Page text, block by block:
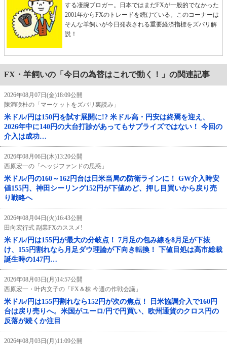
する凄腕ブロガー。日本ではまだFXが一般的でなかった
2001年からFXのトレードを続けている。このコーナーは
そんな羊飼いが今日発表される重要経済指標をズバリ解
説！
FX・羊飼いの「今日の為替はこれで動く！」の関連記事
2026年08月07日(金)18:09公開
陳満咲杜の「マーケットをズバリ裏読み」
米ドル/円は150円を試す展開に!? 米ドル高・円安は終焉を迎え、
2026年中に140円の大台打診があってもサプライズではない！ 今回の
介入は成功…
2026年08月06日(木)13:20公開
西原宏一の「ヘッジファンドの思惑」
米ドル/円の160～162円台は日米当局の防衛ラインに！ GW介入時安
値155円、神田シーリング152円が下値めど、押し目買いから戻り売
り戦略へ
2026年08月04日(火)16:43公開
田向宏行式 副業FXのススメ!
米ドル/円は155円が最大の分岐点！ 7月足の包み線を8月足が下抜
け、155円割れなら月足ダウ理論が下向き転換！ 下値目処は高市総裁
誕生時の147円…
2026年08月03日(月)14:57公開
西原宏一・叶内文子の「FX＆株 今週の作戦会議」
米ドル/円は155円割れなら152円が次の焦点！ 日米協調介入で160円
台は戻り売りへ。米国がユーロ/円で円買い、欧州通貨のクロス円の
反落が続くか注目
2026年08月03日(月)11:09公開